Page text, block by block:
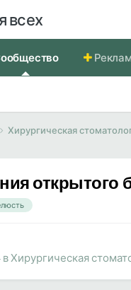
всех
Хирургическая
открытого
вХирургическая